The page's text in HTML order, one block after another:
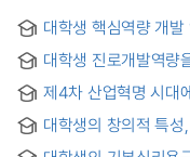
대학생 핵심역량 개
대학생 진로개발역량
진로결정수준과 전
Analysis of the
Course: Focused
Decision Level and
제4차 산업혁명 시대
그리고 전문대학생
students’ Core
required in Fourth
대학생의 창의적 특
관계에서 창의적 가